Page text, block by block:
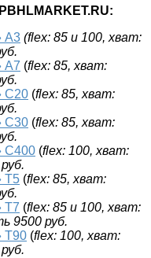
.RU:
А3 (flex: 85 и 100, хват:
А7 (flex: 85, хват:
С20 (flex: 85, хват:
С30 (flex: 85, хват:
С400 (flex: 100, хват:
Т5 (flex: 85, хват:
Т7 (flex: 85 и 100, хват:
9500 руб.
Т90 (flex: 100, хват: